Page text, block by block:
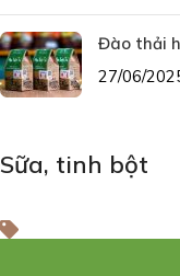
Đào thải
27/06/
Sữa, tinh bột